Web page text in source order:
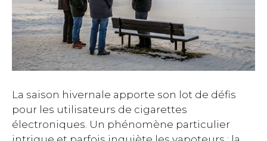
La saison hivernale apporte son lot de défis
pour les utilisateurs de cigarettes
électroniques. Un phénomène particulier